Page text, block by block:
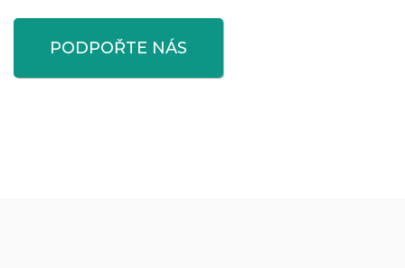
PODPOŘTE NÁS